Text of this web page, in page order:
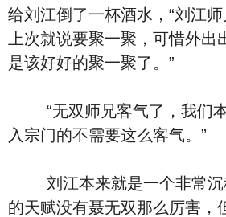
给刘江倒了一杯酒水，“刘江师
上次就说要聚一聚，可惜外出
是该好好的聚一聚了。”
“无双师兄客气了，我们本
入宗门的不需要这么客气。”
刘江本来就是一个非常沉
的天赋没有聂无双那么厉害，